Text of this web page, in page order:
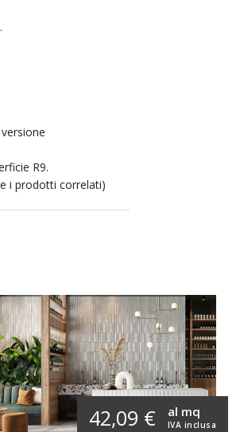
R9.
i prodotti correlati)
42,09 € IVA inclusa
al mq